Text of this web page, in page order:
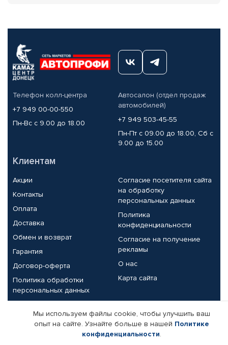
Телефон колл-центра
+7 949 00-00-550
Пн-Вс с 9.00 до 18.00
Автосалон (отдел продаж
автомобилей)
+7 949 503-45-55
Пн-Пт с 09.00 до 18.00, Сб с
9.00 до 15.00
Клиентам
Акции
Контакты
Оплата
Доставка
Обмен и возврат
Гарантия
Договор-оферта
Политика обработки
персональных данных
Согласие посетителя сайта
на обработку
персональных данных
Политика
конфиденциальности
Согласие на получение
рекламы
О нас
Карта сайта
Партнерам
Корпоративным клиентам
Реквизиты компании
Мы используем файлы cookie, чтобы улучшить ваш
опыт на сайте. Узнайте больше в нашей Политике
конфиденциальности.